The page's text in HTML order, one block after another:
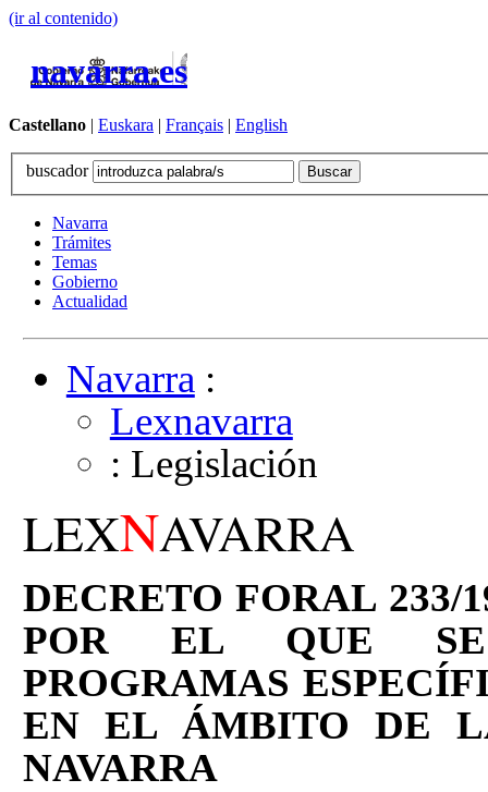
(ir al contenido)
navarra.es
Castellano | Euskara | Français | English
buscador
Navarra
Trámites
Temas
Gobierno
Actualidad
Navarra:
Lexnavarra
: Legislación
LEXNAVARRA
DECRETO FORAL 233/
POR EL QUE SE
PROGRAMAS
EN EL ÁMBITO DE
NAVARRA